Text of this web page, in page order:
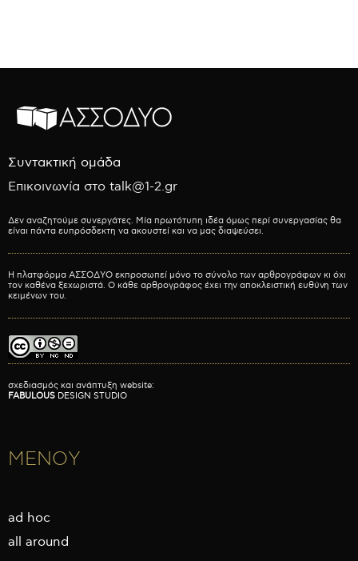
Συντακτική ομάδα
Επικοινωνία στο talk@1-2.gr
Δεν αναζητούμε συνεργάτες. Μία πρωτότυπη ιδέα όμως περί συνεργασίας θα
είναι πάντα ευπρόσδεκτη να ακουστεί και να μας διαψεύσει.
Η πλατφόρμα ΑΣΣΟΔΥΟ εκπροσωπεί μόνο το σύνολο των αρθρογράφων κι όχι
τον καθένα ξεχωριστά. Ο κάθε αρθρογράφος έχει την αποκλειστική ευθύνη των
κειμένων του.
σχεδιασμός και ανάπτυξη website:
FABULOUS DESIGN STUDIO
ΜΕΝΟΥ
ad hoc
all around